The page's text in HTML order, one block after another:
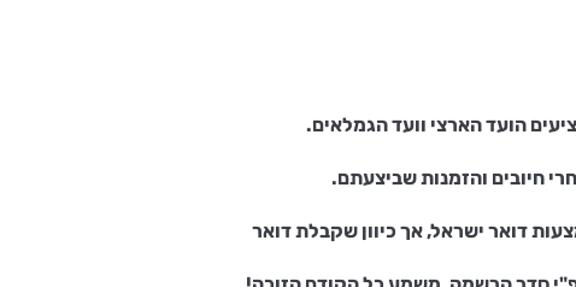
הועד הארצי וועד הגמלאים.
חיובים והזמנות שביצעתם.
דואר ישראל, אך כיוון שקבלת דואר